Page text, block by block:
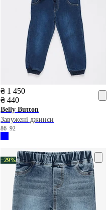
₴ 1 450
₴ 440
Belly Button
Завужені джинси
8692
−29%